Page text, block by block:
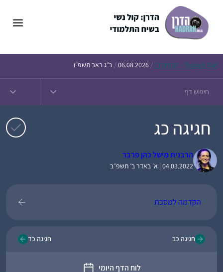
Today’s Daf – זבחים נ״ו /
06.08.2026
/ כ״ג באב תשפ״ו
חגיגה כג
הרבנית מישל כהן פרבר
04.03.2022 | א׳ באדר ב׳ תשפ״ב
הקדמה למסכת
חגיגה כב
לוח הדף היומי
חגיגה כד